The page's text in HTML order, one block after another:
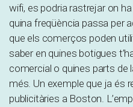
wifi, es podria rastrejar on
quina freqüència passa per
que els comerços poden
saber en quines botigues
comercial o quines parts de
més. Un exemple que ja és
publicitàries a Boston.